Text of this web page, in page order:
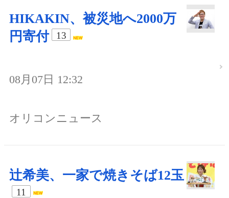
HIKAKIN、被災地へ2000万
円寄付
13
08月07日 12:32
オリコンニュース
辻希美、一家で焼きそば12玉
11